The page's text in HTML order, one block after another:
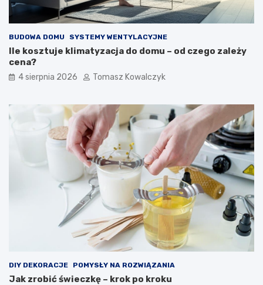
BUDOWA DOMU SYSTEMY WENTYLACYJNE
Ile kosztuje klimatyzacja do domu – od czego zależy
cena?
4 sierpnia 2026 Tomasz Kowalczyk
DIY DEKORACJE POMYSŁY NA ROZWIĄZANIA
Jak zrobić świeczkę – krok po kroku